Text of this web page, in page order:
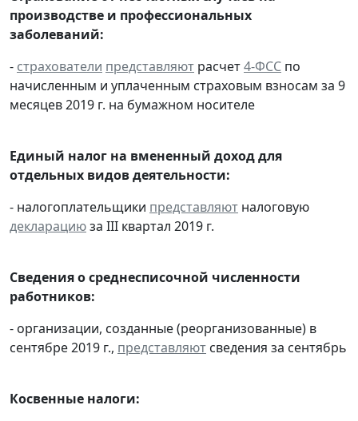
производстве и профессиональных
заболеваний:
- страхователи представляют расчет4-ФСС по
начисленным и уплаченным страховым взносам за 9
месяцев 2019 г. на бумажном носителе
Единый налог на вмененный доход для
отдельных видов деятельности:
- налогоплательщики представляют налоговую
декларациюза III квартал 2019 г.
Сведения о среднесписочной численности
работников:
- организации, созданные (реорганизованные) в
сентябре 2019 г., представляют сведения за сентябрь
Косвенные налоги: